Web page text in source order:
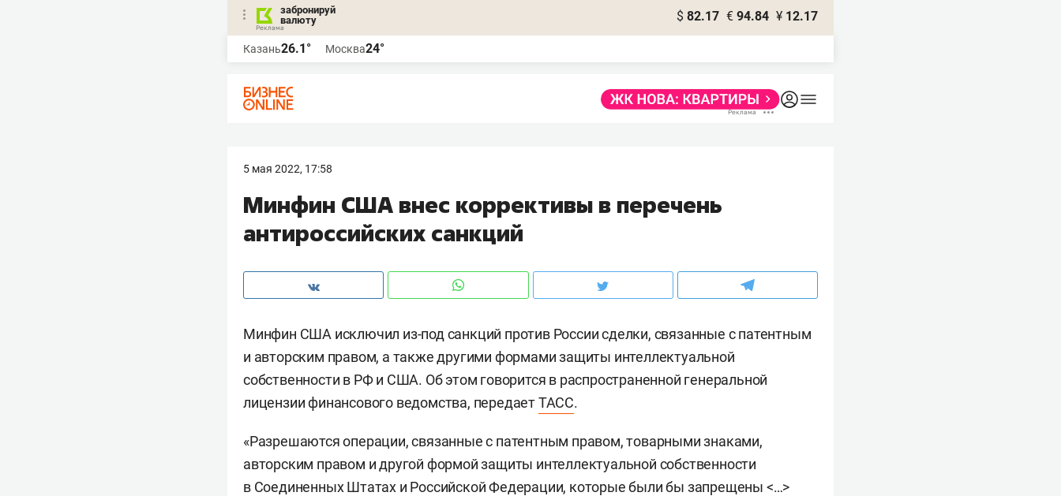
забронируй
валюту
$ 82.17 € 94.84 ¥ 12.17
Казань26.1° Москва24°
5 мая 2022, 17:58
Минфин США внес коррективы в перечень
антироссийских санкций
Минфин США исключил из-под санкций против России сделки, связанные с патентным
и авторским правом, а также другими формами защиты интеллектуальной
собственности в РФ и США. Об этом говорится в распространенной генеральной
лицензии финансового ведомства, передаетТАСС.
«Разрешаются операции, связанные с патентным правом, товарными знаками,
авторским правом и другой формой защиты интеллектуальной собственности
в Соединенных Штатах и Российской Федерации, которые были бы запрещены <…>